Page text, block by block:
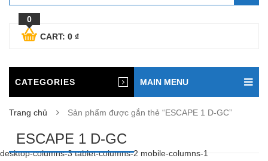
0
CART: 0 ₫
CATEGORIES MAIN MENU
Trang chủ Sản phẩm được gắn thẻ “ESCAPE 1 D-GC”
ESCAPE 1 D-GC
desktop-columns-3 tablet-columns-2 mobile-columns-1